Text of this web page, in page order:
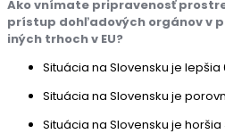
Ako vnímate pripravenosť
prístup dohľadových orgánov v
iných trhoch v EU?
Situácia na Slovensku je lepšia
Situácia na Slovensku je
Situácia na Slovensku je horšia